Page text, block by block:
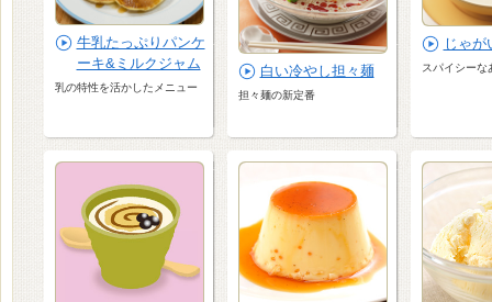
牛乳たっぷりパンケ
ーキ&ミルクジャム
乳の特性を活かしたメニュー
白い冷やし担々麺
担々麺の新定番
じゃが
スパイシーな